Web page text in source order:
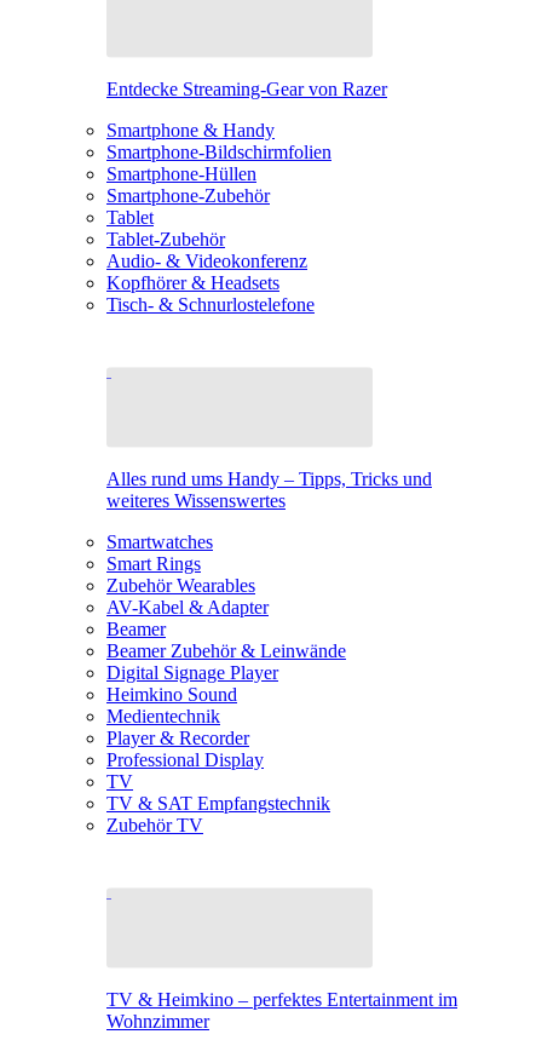
Entdecke Streaming-Gear von Razer
Smartphone & Handy
Smartphone-Bildschirmfolien
Smartphone-Hüllen
Smartphone-Zubehör
Tablet
Tablet-Zubehör
Audio- & Videokonferenz
Kopfhörer & Headsets
Tisch- & Schnurlostelefone
Alles rund ums Handy – Tipps, Tricks und
weiteres Wissenswertes
Smartwatches
Smart Rings
Zubehör Wearables
AV-Kabel & Adapter
Beamer
Beamer Zubehör & Leinwände
Digital Signage Player
Heimkino Sound
Medientechnik
Player & Recorder
Professional Display
TV
TV & SAT Empfangstechnik
Zubehör TV
TV & Heimkino – perfektes Entertainment im
Wohnzimmer